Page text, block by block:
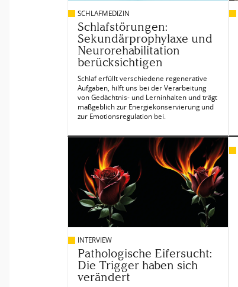
SCHLAFMEDIZIN
Schlafstörungen:
Sekundärprophylaxe und
Neurorehabilitation
berücksichtigen
Schlaf erfüllt verschiedene regenerative
Aufgaben, hilft uns bei der Verarbeitung
von Gedächtnis- und Lerninhalten und trägt
maßgeblich zur Energiekonservierung und
zur Emotionsregulation bei.
INTERVIEW
Pathologische Eifersucht:
Die Trigger haben sich
verändert